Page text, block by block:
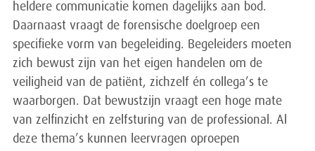
heldere communicatie komen dagelijks aan bod.
Daarnaast vraagt de forensische doelgroep een
specifieke vorm van begeleiding. Begeleiders moeten
zich bewust zijn van het eigen handelen om de
veiligheid van de patiënt, zichzelf én collega’s te
waarborgen. Dat bewustzijn vraagt een hoge mate
van zelfinzicht en zelfsturing van de professional. Al
deze thema’s kunnen leervragen oproepen